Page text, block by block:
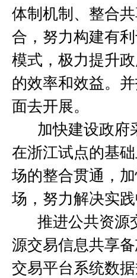
体制机制、整合
合，努力构建有
模式，极力提升
的效率和效益。
面去开展。
加快建设政府
在浙江试点的基
场的整合贯通，
场，努力解决实
推进公共资源
源交易信息共享
交易平台系统数